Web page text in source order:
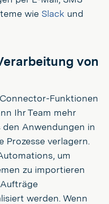
wie Slack und
von
Funktionen
Ihr Team mehr
Anwendungen in
Prozesse verlagern.
um
zu importieren
werden. Wenn